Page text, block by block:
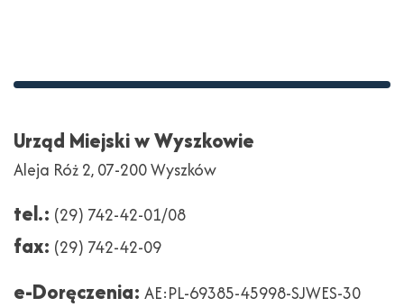
Stopka
Adres
Urząd Miejski w Wyszkowie
Aleja Róż 2, 07-200 Wyszków
tel.: (29) 742-42-01/08
fax: (29) 742-42-09
e-Doręczenia: AE:PL-69385-45998-SJWES-30